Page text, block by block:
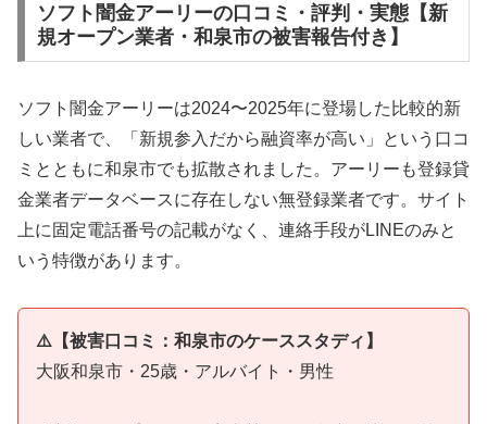
ソフト闇金アーリーの口コミ・評判・実態【新
規オープン業者・和泉市の被害報告付き】
ソフト闇金アーリーは2024〜2025年に登場した比較的新
しい業者で、「新規参入だから融資率が高い」という口コ
ミとともに和泉市でも拡散されました。アーリーも登録貸
金業者データベースに存在しない無登録業者です。サイト
上に固定電話番号の記載がなく、連絡手段がLINEのみと
いう特徴があります。
⚠️【被害口コミ：和泉市のケーススタディ】
大阪和泉市・25歳・アルバイト・男性